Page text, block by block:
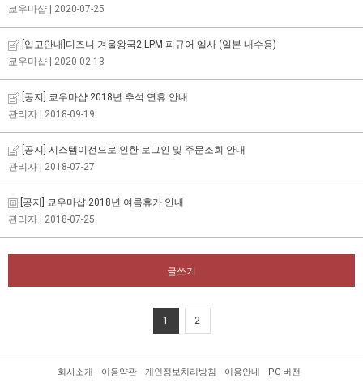
쿄우마샵
| 2020-07-25
[입고안내]디즈니 겨울왕국2 LPM 피규어 엘사 (일본 내수용)
쿄우마샵
| 2020-02-13
[공지] 쿄우마샵 2018년 추석 연휴 안내
관리자
| 2018-09-19
[공지] 시스템이전으로 인한 로그인 및 주문조회 안내
관리자
| 2018-07-27
[공지] 쿄우마샵 2018년 여름휴가 안내
관리자
| 2018-07-25
글쓰기
1 2
회사소개 이용약관 개인정보처리방침 이용안내 PC 버전